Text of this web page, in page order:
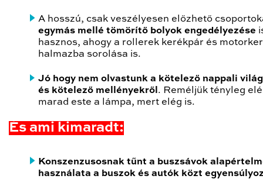
A hosszú, csak veszélyesen előzhető
egymás mellé tömörítő bolyok engedélyezése
hasznos, ahogy a rollerek kerékpár és
halmazba sorolása is.
Jó hogy nem olvastunk a kötelező nappali
és kötelező mellényekről . Reméljük tényleg
marad este a lámpa, mert elég is.
És ami kimaradt:
Konszenzusosnak tűnt a buszsávok
használata a buszok és autók közt